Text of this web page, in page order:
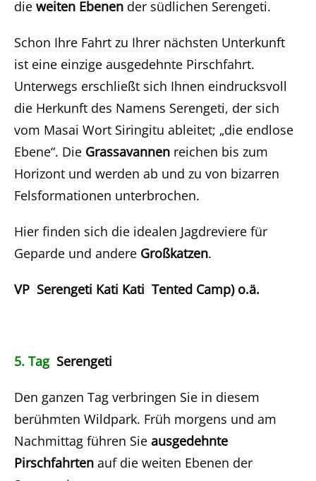
die weiten Ebenen der südlichen Serengeti.
Schon Ihre Fahrt zu Ihrer nächsten Unterkunft
ist eine einzige ausgedehnte Pirschfahrt.
Unterwegs erschließt sich Ihnen eindrucksvoll
die Herkunft des Namens Serengeti, der sich
vom Masai Wort Siringitu ableitet; „die endlose
Ebene“. Die Grassavannen reichen bis zum
Horizont und werden ab und zu von bizarren
Felsformationen unterbrochen.
Hier finden sich die idealen Jagdreviere für
Geparde und andere Großkatzen.
VP Serengeti Kati Kati Tented Camp) o.ä.
5. TagSerengeti
Den ganzen Tag verbringen Sie in diesem
berühmten Wildpark. Früh morgens und am
Nachmittag führen Sie ausgedehnte
Pirschfahrten auf die weiten Ebenen der